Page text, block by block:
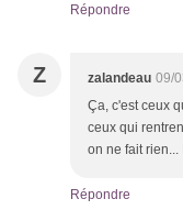
Répondre
Z zalandeau 09/
Ça, c'est ceux
ceux qui
on ne fait
Répondre